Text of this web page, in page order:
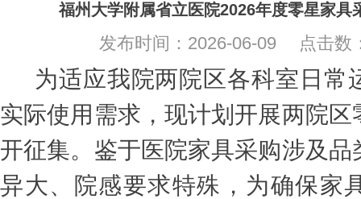
福州大学附属省立医院2026年度零星家具
发布时间：2026-06-09 点击数
为适应我院两院区各科室日常
实际使用需求，现计划开展两院
开征集。鉴于医院家具采购涉及
异大、院感要求特殊，为确保家